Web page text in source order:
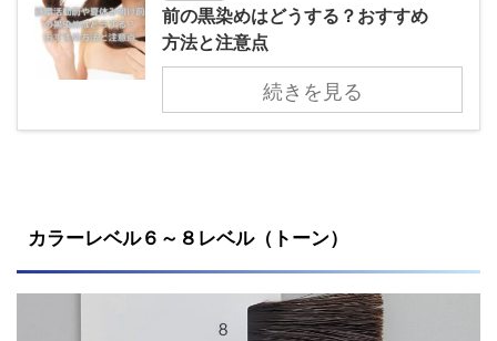
前の黒染めはどうする？おすすめ
方法と注意点
続きを見る
カラーレベル６～８レベル（トーン）